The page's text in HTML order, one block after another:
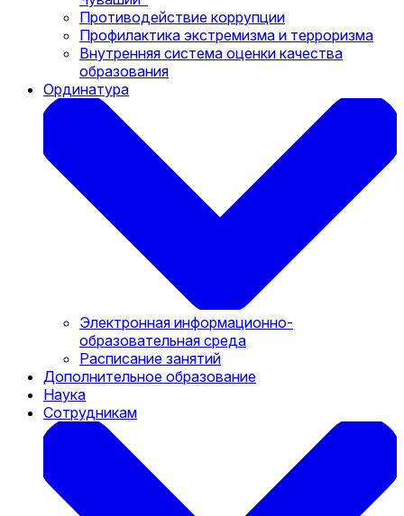
Противодействие коррупции
Профилактика экстремизма и терроризма
Внутренняя система оценки качества
образования
Ординатура
Электронная информационно-
образовательная среда
Расписание занятий
Дополнительное образование
Наука
Сотрудникам